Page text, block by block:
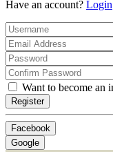
Have an account? Login
Want to become an
Register
Facebook
Google